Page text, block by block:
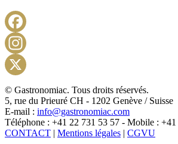
X
© Gastronomiac. Tous droits réservés.
5, rue du Prieuré CH - 1202 Genève / Suisse
E-mail : info@gastronomiac.com
Téléphone : +41 22 731 53 57 - Mobile :
CONTACT | Mentions légales | CGVU